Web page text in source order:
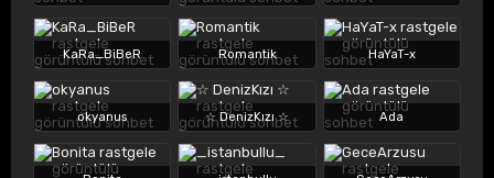
KaRa_BiBeR Romantik HaYaT-x
okyanus ☆ DenizKızı ☆ Ada